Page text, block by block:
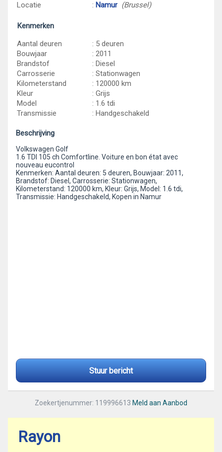
Locatie : Namur (Brussel)
Kenmerken
Aantal deuren
: 5 deuren
Bouwjaar
: 2011
Brandstof
: Diesel
Carrosserie
: Stationwagen
Kilometerstand
: 120000 km
Kleur
: Grijs
Model
: 1.6 tdi
Transmissie
: Handgeschakeld
Beschrijving
Volkswagen Golf
1.6 TDI 105 ch Comfortline. Voiture en bon état avec
nouveau eucontrol
Kenmerken: Aantal deuren: 5 deuren, Bouwjaar: 2011,
Brandstof: Diesel, Carrosserie: Stationwagen,
Kilometerstand: 120000 km, Kleur: Grijs, Model: 1.6 tdi,
Transmissie: Handgeschakeld, Kopen in Namur
Stuur bericht
Zoekertjenummer: 119996613 Meld aan Aanbod
Rayon